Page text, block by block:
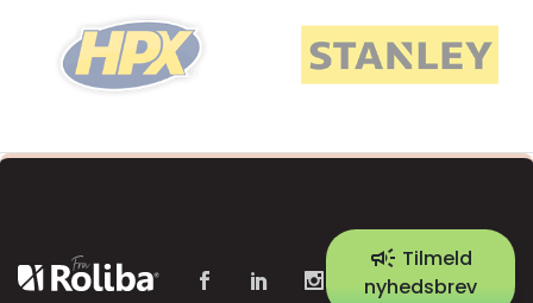
campaign Tilmeld
nyhedsbrev